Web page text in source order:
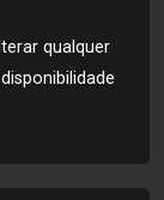
qualquer